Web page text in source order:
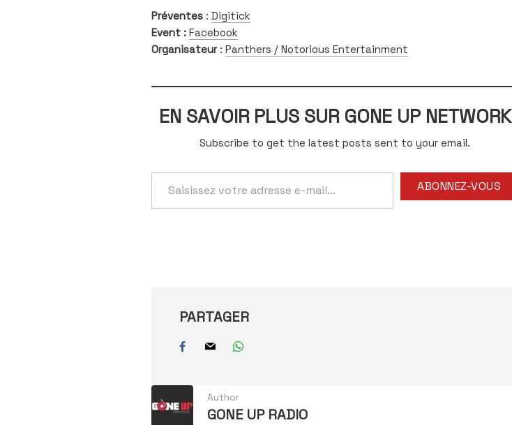
Préventes : Digitick
Event : Facebook
Organisateur: Panthers / Notorious Entertainment
EN SAVOIR PLUS SUR GONE UP NETWORK
Subscribe to get the latest posts sent to your email.
votre
adresse
ABONNEZ-VOUS
PARTAGER
Author
GONE UP RADIO